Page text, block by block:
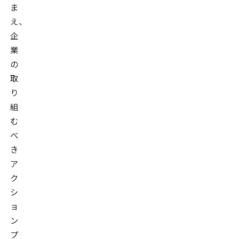
ま
え、
企
業
の
取
り
組
む
べ
き
ア
ク
シ
ョ
ン
プ